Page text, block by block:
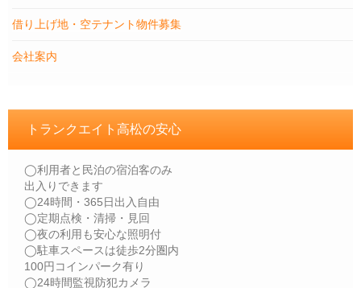
借り上げ地・空テナント物件募集
会社案内
トランクエイト高松の安心
◯利用者と民泊の宿泊客のみ
出入りできます
◯24時間・365日出入自由
◯定期点検・清掃・見回
◯夜の利用も安心な照明付
◯駐車スペースは徒歩2分圏内
100円コインパーク有り
◯24時間監視防犯カメラ